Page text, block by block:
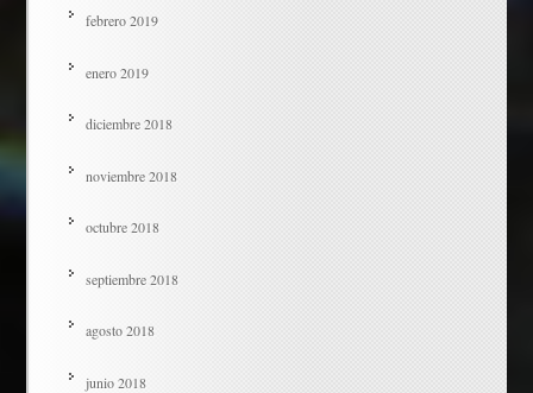
febrero 2019
enero 2019
diciembre 2018
noviembre 2018
octubre 2018
septiembre 2018
agosto 2018
junio 2018